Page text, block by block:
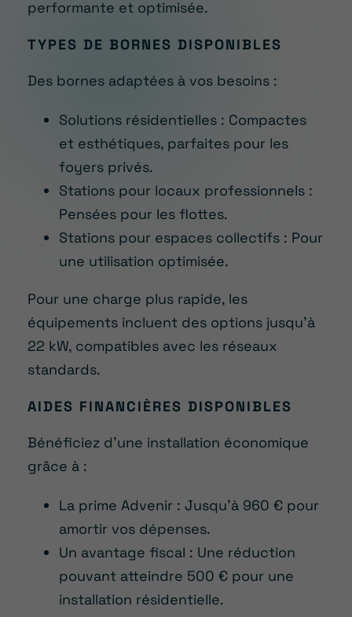
performante et optimisée.
TYPES DE BORNES DISPONIBLES
Des bornes adaptées à vos besoins :
Solutions résidentielles : Compactes
et esthétiques, parfaites pour les
foyers privés.
Stations pour locaux professionnels :
Pensées pour les flottes.
Stations pour espaces collectifs : Pour
une utilisation optimisée.
Pour une charge plus rapide, les
équipements incluent des options jusqu’à
22 kW, compatibles avec les réseaux
standards.
AIDES FINANCIÈRES DISPONIBLES
Bénéficiez d’une installation économique
grâce à :
La prime Advenir : Jusqu’à 960 € pour
amortir vos dépenses.
Un avantage fiscal : Une réduction
pouvant atteindre 500 € pour une
installation résidentielle.